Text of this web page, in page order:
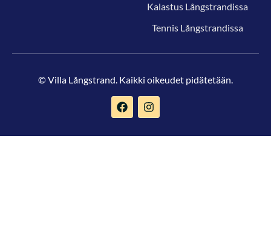
Kalastus Långstrandissa
Tennis Långstrandissa
© Villa Långstrand. Kaikki oikeudet pidätetään.